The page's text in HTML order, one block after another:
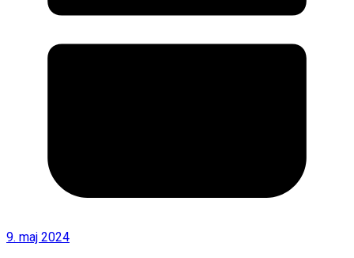
9. maj 2024